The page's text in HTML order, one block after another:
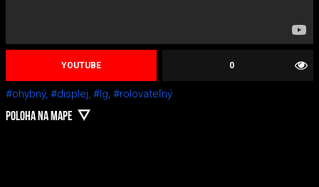
0
YOUTUBE
#ohybný, #displej, #lg, #rolovateľný
POLOHA NA MAPE